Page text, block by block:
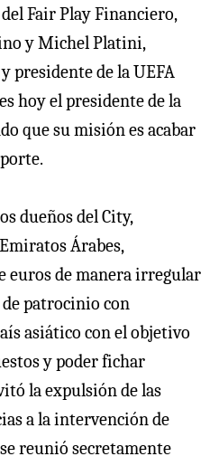
Fair Play Financiero,
y Michel Platini,
presidente de la UEFA
hoy el presidente de la
que su misión es acabar
dueños del City,
Árabes,
euros de manera irregular
patrocinio con
asiático con el objetivo
y poder fichar
la expulsión de las
a la intervención de
reunió secretamente